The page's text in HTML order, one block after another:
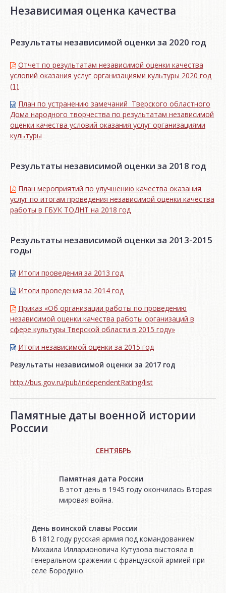
Независимая оценка качества
Результаты независимой оценки за 2020 год
Отчет по результатам независимой оценки качества
условий оказания услуг организациями культуры 2020 год
(1)
План по устранению замечаний Тверского областного
Дома народного творчества по результатам независимой
оценки качества условий оказания услуг организациями
культуры
Результаты независимой оценки за 2018 год
План мероприятий по улучшению качества оказания
услуг по итогам проведения независимой оценки качества
работы в ГБУК ТОДНТ на 2018 год
Результаты независимой оценки за 2013-2015
годы
Итоги проведения за 2013 год
Итоги проведения за 2014 год
Приказ «Об организации работы по проведению
независимой оценки качества работы организаций в
сфере культуры Тверской области в 2015 году»
Итоги независимой oценки за 2015 год
Результаты независимой оценки за 2017 год
http://bus.gov.ru/pub/independentRating/list
Памятные даты военной истории
России
СЕНТЯБРЬ
Памятная дата России
В этот день в 1945 году окончилась Вторая
мировая война.
День воинской славы России
В 1812 году русская армия под командованием
Михаила Илларионовича Кутузова выстояла в
генеральном сражении с французской армией при
селе Бородино.